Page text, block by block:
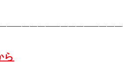
ら